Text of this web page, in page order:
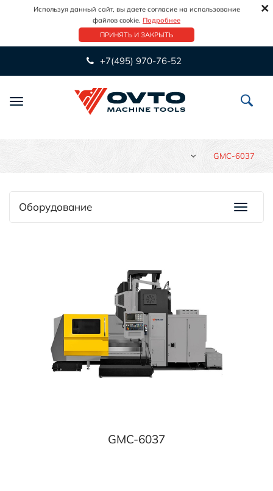
Используя данный сайт, вы даете согласие на использование
файлов cookie. Подробнее
ПРИНЯТЬ И ЗАКРЫТЬ
×
+7(495) 970-76-52
Переключить
GMC-6037
Оборудование
GMC-6037